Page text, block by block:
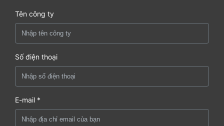
Tên công ty
Số điện thoại
E-mail *